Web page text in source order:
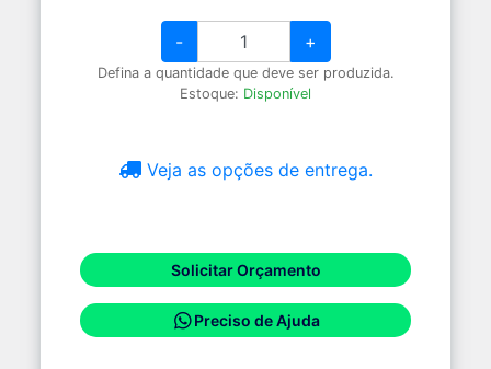
- +
Defina a quantidade que deve ser produzida.
Estoque: Disponível
Veja as opções de entrega.
Solicitar Orçamento
Preciso de Ajuda